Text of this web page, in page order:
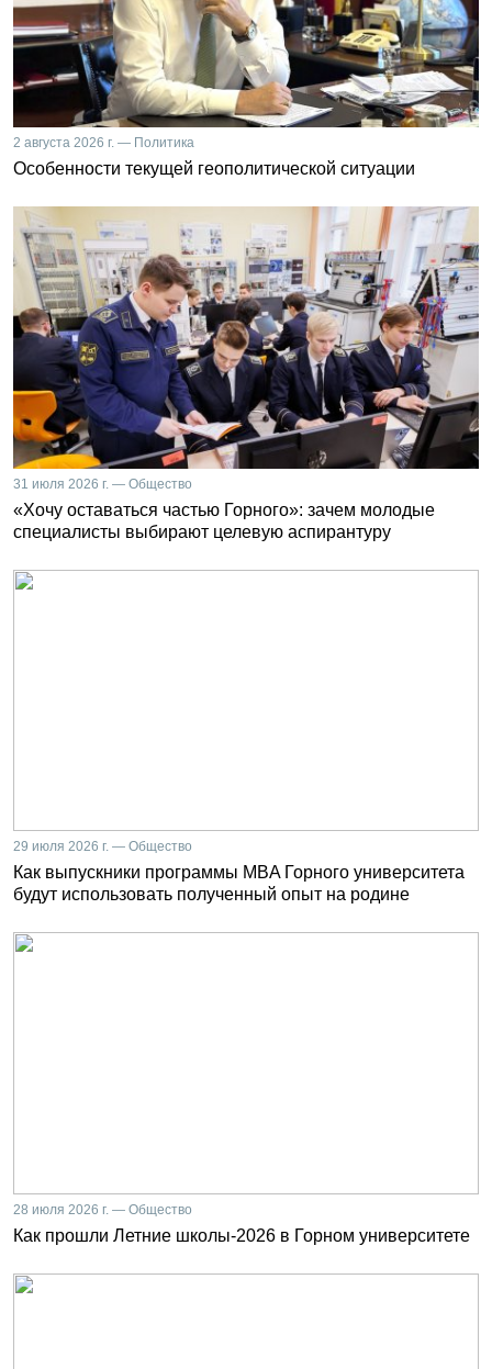
2 августа 2026 г. — Политика
Особенности текущей геополитической ситуации
31 июля 2026 г. — Общество
«Хочу оставаться частью Горного»: зачем молодые
специалисты выбирают целевую аспирантуру
29 июля 2026 г. — Общество
Как выпускники программы MBA Горного университета
будут использовать полученный опыт на родине
28 июля 2026 г. — Общество
Как прошли Летние школы-2026 в Горном университете